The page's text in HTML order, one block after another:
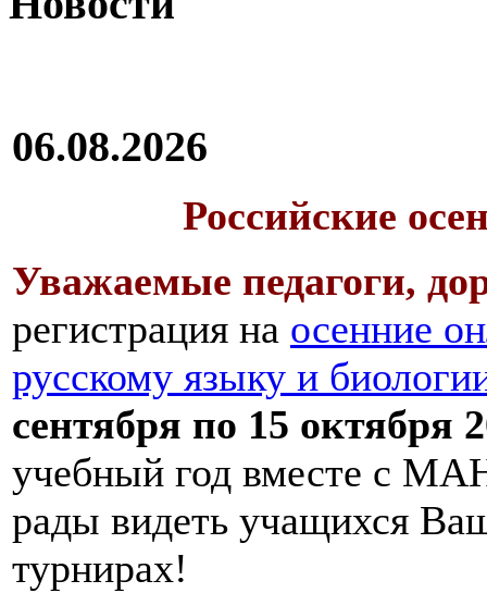
06.08.2026
Российские
Уважаемые педагоги,
регистрация на осенние
русскому языку и
сентября по 15 октября
учебный год вместе с
рады видеть учащихся
турнирах!